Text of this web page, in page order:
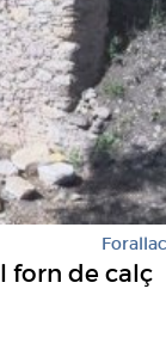
Forallac
forn de calç